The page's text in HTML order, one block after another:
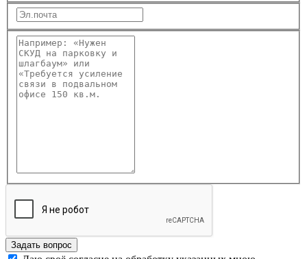
Задать вопрос